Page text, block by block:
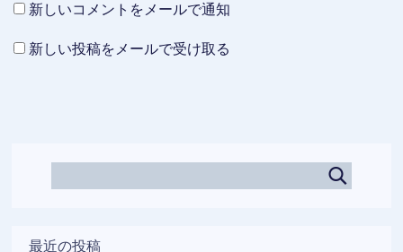
新しいコメントをメールで通知
新しい投稿をメールで受け取る
最近の投稿